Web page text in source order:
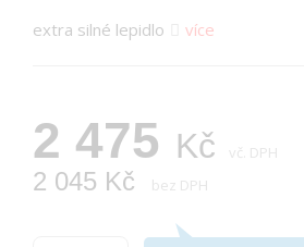
extra silné lepidlo více
2 475 Kč vč. DPH
2 045 Kč bez DPH